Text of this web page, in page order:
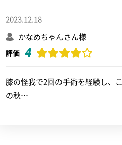
2023.12.18
かなめちゃんさん様
評価 4
膝の怪我で2回の手術を経験し、こ
の秋…